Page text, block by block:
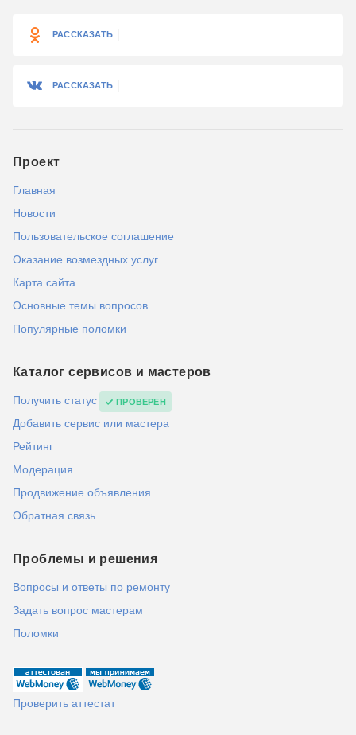
РАССКАЗАТЬ
РАССКАЗАТЬ
Проект
Главная
Новости
Пользовательское соглашение
Оказание возмездных услуг
Карта сайта
Основные темы вопросов
Популярные поломки
Каталог сервисов и мастеров
Получить статус ПРОВЕРЕН
Добавить сервис или мастера
Рейтинг
Модерация
Продвижение объявления
Обратная связь
Проблемы и решения
Вопросы и ответы по ремонту
Задать вопрос мастерам
Поломки
Проверить аттестат